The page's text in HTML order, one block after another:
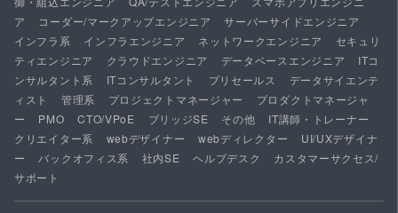
ア
コーダー/マークアップエンジニア
サーバーサイドエンジニア
インフラ系
インフラエンジニア ネットワークエンジニア
セキュリ
ティエンジニア
クラウドエンジニア データベースエンジニア
ITコ
ンサルタント系
ITコンサルタント プリセールス
データサイエンテ
ィスト
管理系 プロジェクトマネージャー
プロダクトマネージャ
ー
PMO CTO/VPoE ブリッジSE その他
IT講師・トレーナー
クリエイター系
webデザイナー webディレクター
UI/UXデザイナ
ー
バックオフィス系 社内SE ヘルプデスク
カスタマーサクセス/
サポート